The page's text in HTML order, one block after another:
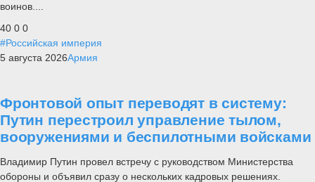
воинов....
40 0 0
#Российская империя
5 августа 2026Армия
Фронтовой опыт переводят в систему:
Путин перестроил управление тылом,
вооружениями и беспилотными войсками
Владимир Путин провел встречу с руководством Министерства
обороны и объявил сразу о нескольких кадровых решениях.